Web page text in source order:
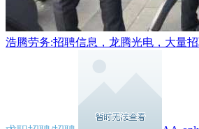
浩腾劳务:招聘信息，龙腾光电，大量